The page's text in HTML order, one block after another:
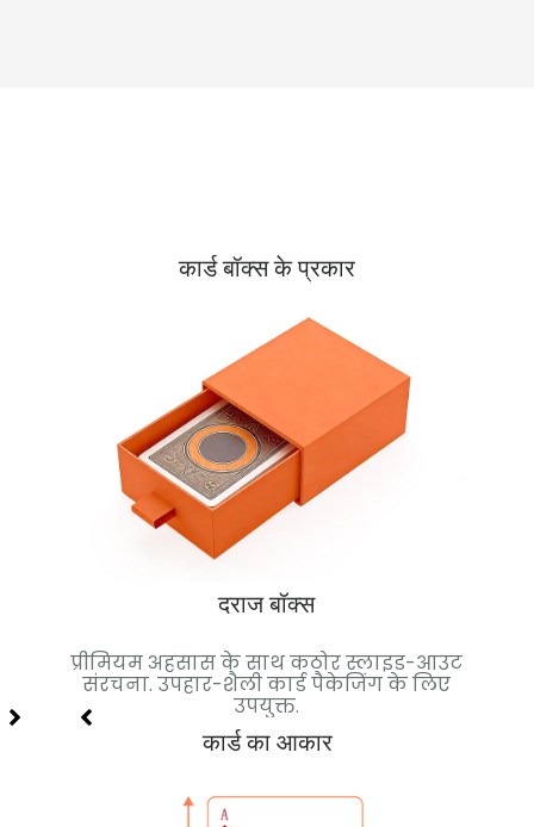
कार्ड बॉक्स के प्रकार
दराज बॉक्स
प्रीमियम अहसास के साथ कठोर स्लाइड-आउट
संरचना. उपहार-शैली कार्ड पैकेजिंग के लिए
उपयुक्त.
कार्ड का आकार